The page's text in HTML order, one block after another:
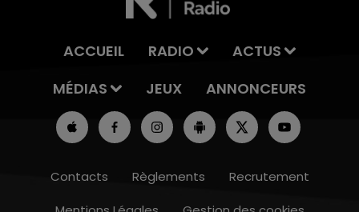
ACCUEIL RADIO
ACTUS
MÉDIAS
JEUX ANNONCEURS
Contacts Règlements
Recrutement